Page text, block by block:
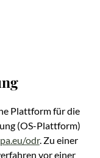
Plattform für die
(OS-Plattform)
odr. Zu einer
vor einer